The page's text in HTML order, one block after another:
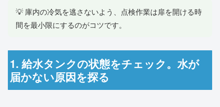
💡 庫内の冷気を逃さないよう、点検作業は扉を開ける時
間を最小限にするのがコツです。
1. 給水タンクの状態をチェック。水が
届かない原因を探る